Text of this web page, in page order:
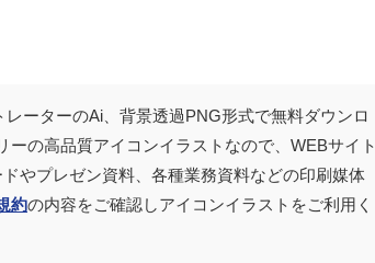
ーターのAi、背景透過PNG形式で無料ダウンロ
の高品質アイコンイラストなので、WEBサイト
やプレゼン資料、各種業務資料などの印刷媒体
約の内容をご確認しアイコンイラストをご利用く